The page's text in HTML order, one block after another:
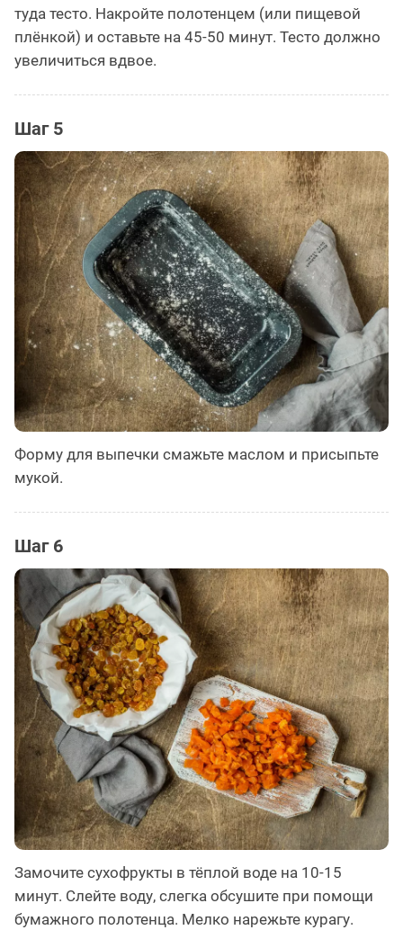
туда тесто. Накройте полотенцем (или пищевой
плёнкой) и оставьте на 45-50 минут. Тесто должно
увеличиться вдвое.
Шаг 5
Форму для выпечки смажьте маслом и присыпьте
мукой.
Шаг 6
Замочите сухофрукты в тёплой воде на 10-15
минут. Слейте воду, слегка обсушите при помощи
бумажного полотенца. Мелко нарежьте курагу.